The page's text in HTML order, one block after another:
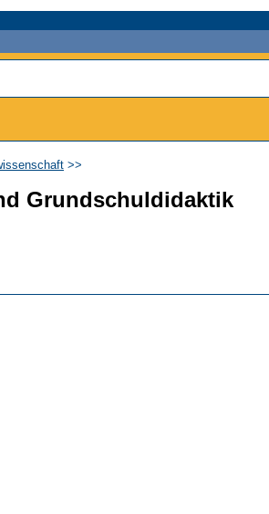
>>
Grundschuldidaktik